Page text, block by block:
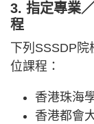
3. 指定專業
程
下列SSSDP
位課程：
香港珠海
香港都會